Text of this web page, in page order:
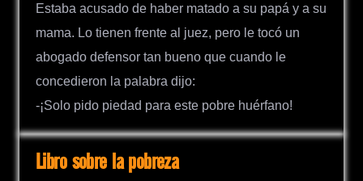
Estaba acusado de haber matado a su papá y a su
mama. Lo tienen frente al juez, pero le tocó un
abogado defensor tan bueno que cuando le
concedieron la palabra dijo:
-¡Solo pido piedad para este pobre huérfano!
Libro sobre la pobreza